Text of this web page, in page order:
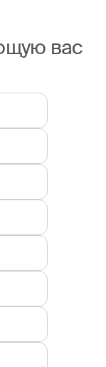
вас